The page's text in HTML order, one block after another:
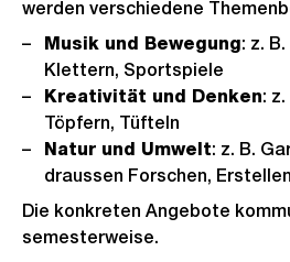
werden verschiedene
Musik und Bewegung: z.
Klettern, Sportspiele
Kreativität und Denken:
Töpfern, Tüfteln
Natur und Umwelt: z. B.
draussen Forschen,
Die konkreten Angebote
semesterweise.